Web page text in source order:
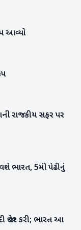
આવ્યો
રાજકીય સફર પર
ભારત, 5મી પેઢીનું
જાહેર કરી; ભારત આ